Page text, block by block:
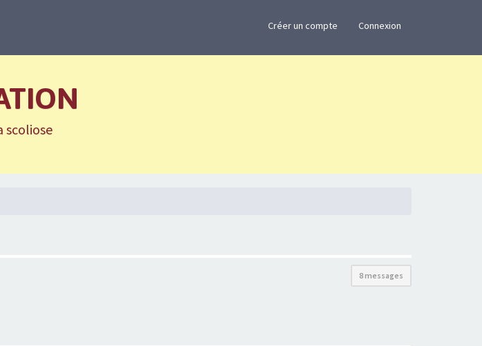
Créer un compte Connexion
scoliose
8 messages